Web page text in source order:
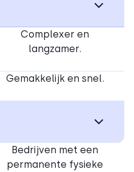
Complexer en
langzamer.
Gemakkelijk en snel.
Bedrijven met een
permanente fysieke